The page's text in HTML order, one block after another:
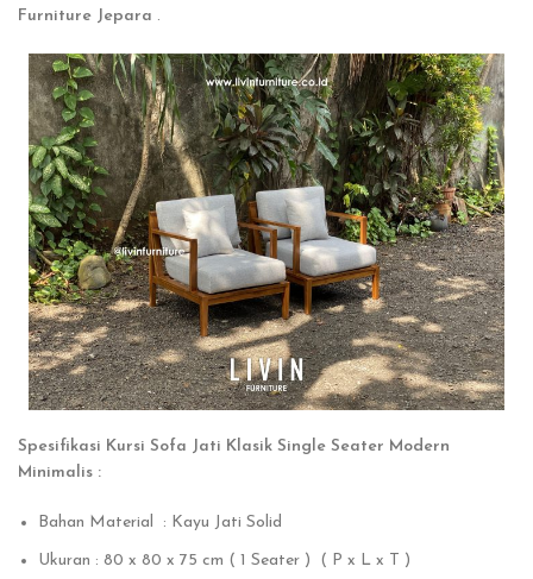
Furniture Jepara .
Spesifikasi Kursi Sofa Jati Klasik Single Seater Modern
Minimalis :
Bahan Material : Kayu Jati Solid
Ukuran : 80 x 80 x 75 cm ( 1 Seater ) ( P x L x T )